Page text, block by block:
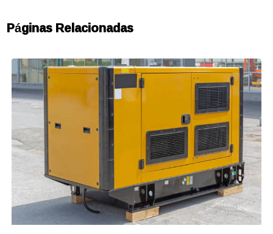
Páginas Relacionadas